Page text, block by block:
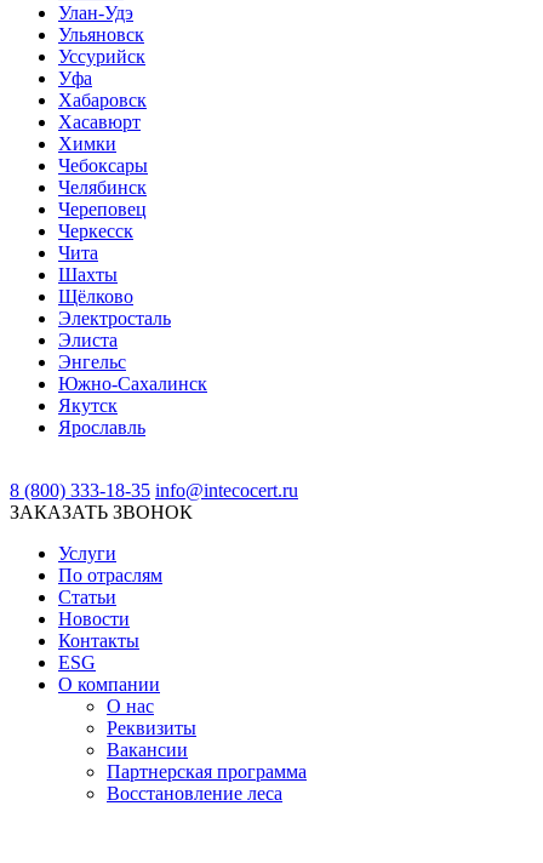
Улан-Удэ
Ульяновск
Уссурийск
Уфа
Хабаровск
Хасавюрт
Химки
Чебоксары
Челябинск
Череповец
Черкесск
Чита
Шахты
Щёлково
Электросталь
Элиста
Энгельс
Южно-Сахалинск
Якутск
Ярославль
8 (800) 333-18-35 info@intecocert.ru
ЗАКАЗАТЬ ЗВОНОК
Услуги
По отраслям
Статьи
Новости
Контакты
ESG
О компании
О нас
Реквизиты
Вакансии
Партнерская программа
Восстановление леса